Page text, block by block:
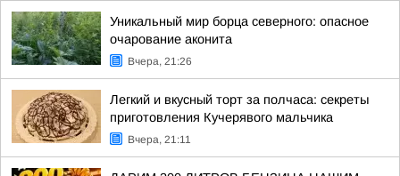
Уникальный мир борца северного: опасное
очарование аконита
Вчера, 21:26
Легкий и вкусный торт за полчаса: секреты
приготовления Кучерявого мальчика
Вчера, 21:11